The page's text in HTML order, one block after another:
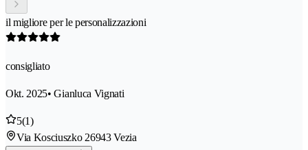
il migliore per le personalizzazioni
consigliato
Okt. 2025• Gianluca Vignati
5(1)
Via Kosciuszko 26943 Vezia